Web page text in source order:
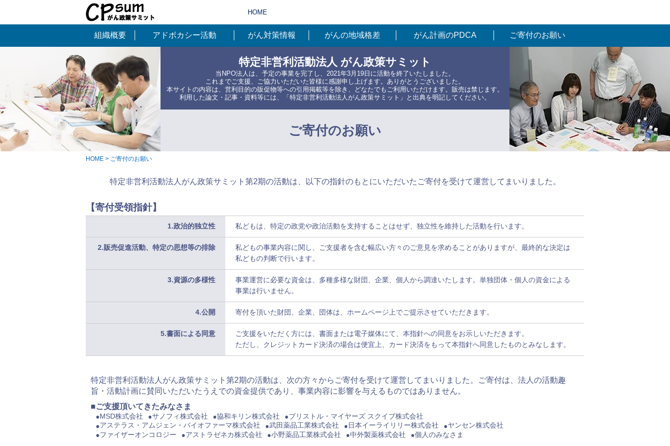
HOME
組織概要 アドボカシー活動 がん対策情報 がんの地域格差 がん計画のPDCA ご寄付のお願い
特定非営利活動法人 がん政策サミット
当NPO法人は、予定の事業を完了し、2021年3月19日に活動を終了いたしました。
これまでご支援、ご協力いただいた皆様に感謝申し上げます。ありがとうございました。
本サイトの内容は、営利目的の販促物等への引用掲載等を除き、どなたでもご利用いただけます。販売は禁じます。
利用した論文・記事・資料等には、「特定非営利活動法人がん政策サミット」と出典を明記してください。
ご寄付のお願い
HOME > ご寄付のお願い
特定非営利活動法人がん政策サミット第2期の活動は、以下の指針のもとにいただいたご寄付を受けて運営してまいりました。
【寄付受領指針】
1.政治的独立性 私どもは、特定の政党や政治活動を支持することはせず、独立性を維持した活動を行います。
2.販売促進活動、特定の思想等の排除
私どもの事業内容に関し、ご支援者を含む幅広い方々のご意見を求めることがありますが、最終的な決定は
私どもの判断で行います。
3.資源の多様性
事業運営に必要な資金は、多種多様な財団、企業、個人から調達いたします。単独団体・個人の資金による
事業は行いません。
4.公開 寄付を頂いた財団、企業、団体は、ホームページ上でご提示させていただきます。
5.書面による同意
ご支援をいただく方には、書面または電子媒体にて、本指針への同意をお示しいただきます。
ただし、クレジットカード決済の場合は便宜上、カード決済をもって本指針へ同意したものとみなします。
特定非営利活動法人がん政策サミット第2期の活動は、次の方々からご寄付を受けて運営してまいりました。ご寄付は、法人の活動趣
旨・活動計画に賛同いただいたうえでの資金提供であり、事業内容に影響を与えるものではありません。
ご支援頂いてきたみなさま
MSD株式会社 サノフィ株式会社 協和キリン株式会社
ブリストル・マイヤーズ スクイブ株式会社
アステラス・アムジェン・バイオファーマ株式会社
武田薬品工業株式会社 日本イーライリリー株式会社
ヤンセン株式会社
ファイザーオンコロジー
アストラゼネカ株式会社 小野薬品工業株式会社 中外製薬株式会社 個人のみなさま